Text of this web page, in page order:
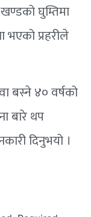
घुम्तिमा
भएको प्रहरीले
बस्ने ४० वर्षको
बारे थप
दिनुभयो ।